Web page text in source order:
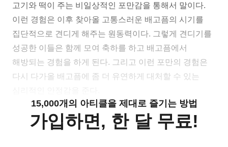
고기와 떡이 주는 비일상적인 포만감을 통해서 말이다.
이런 경험은 이후 찾아올 고통스러운 배고픔의 시기를
집단적으로 견디게 해주는 원동력이다. 그렇게 견디기를
성공한 이들은 함께 모여 축하를 하고 배고픔에서
해방되는 경험을 하게 된다. 그리고 이런 포만의 경험은
다시 다가올 배고픔에 좀 더 유연하게 대처할 수 있는
15,000개의 아티클을 제대로 즐기는 방법
가입하면, 한 달 무료!